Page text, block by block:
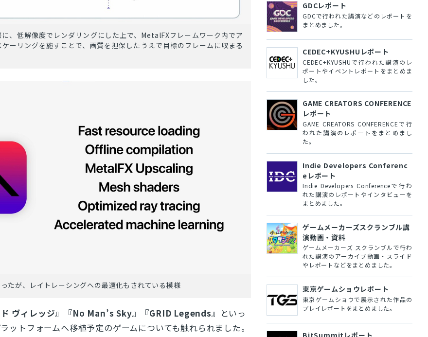
、低解像度でレンダリングにした上で、MetalFXフレームワーク内でア
ーリングを施すことで、画質を担保したうえで目標のフレームに収まる
たが、レイトレーシングへの最適化もされている模様
ヴィレッジ』『No Man’s Sky』『GRID Legends』 といっ
ットフォームへ移植予定のゲームについても触れられました。
GDCレポート
GDCで行われた講演などのレポートを
まとめました。
CEDEC+KYUSHUレポート
CEDEC+KYUSHUで行われた講演のレ
ポートやイベントレポートをまとめま
した。
GAME CREATORS CONFERENCE
レポート
GAME CREATORS CONFERENCEで行
われた講演のレポートをまとめまし
た。
Indie Developers Conferenc
eレポート
Indie Developers Conferenceで行わ
れた講演のレポートやインタビューを
まとめました。
ゲームメーカーズスクランブル講
演動画・資料
ゲームメーカーズ スクランブルで行わ
れた講演のアーカイブ動画・スライド
やレポートなどをまとめました。
東京ゲームショウレポート
東京ゲームショウで展示された作品の
プレイレポートをまとめました。
BitSummitレポート